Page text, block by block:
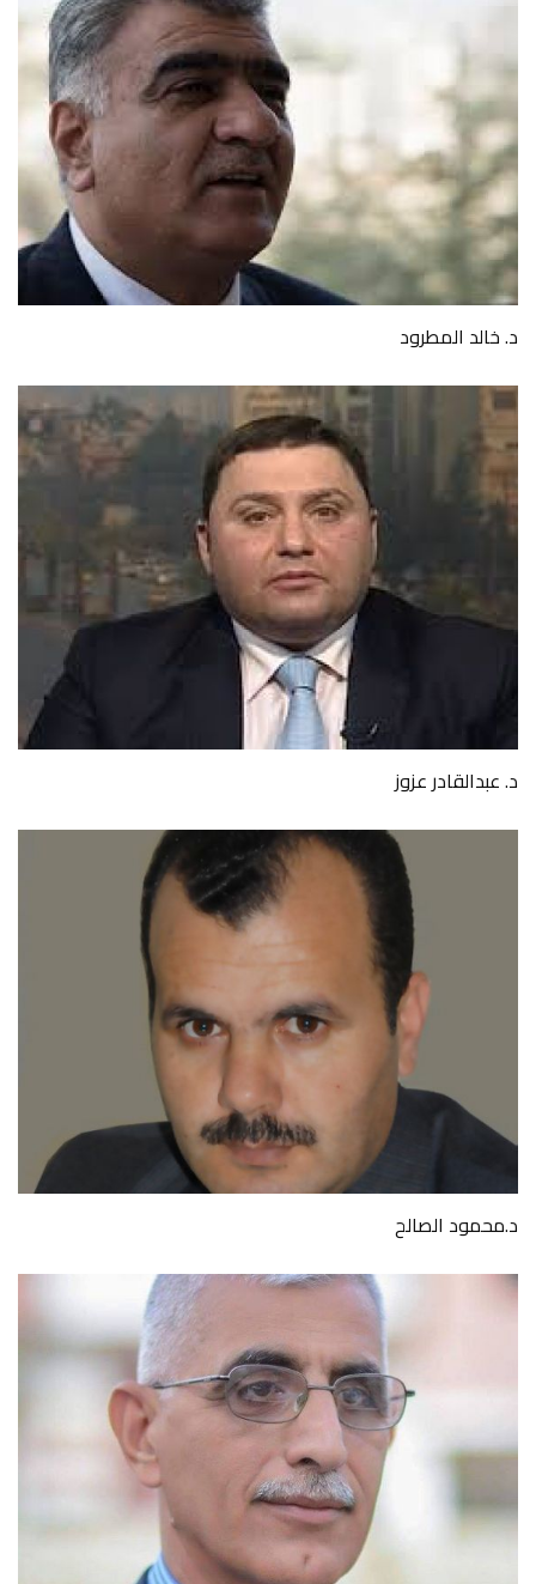
د. خالد المطرود
د. عبدالقادر عزوز
د.محمود الصالح